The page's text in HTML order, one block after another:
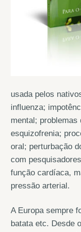
usada pelos
influenza;
mental; problemas
esquizofrenia;
oral; perturbação
com
função cardíaca,
pressão arterial.
A Europa sempre
batata etc. Desde